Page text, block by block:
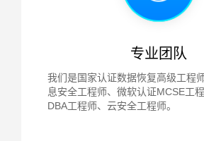
专业团队
我们是国家认证数据恢复高级工程
息安全工程师、微软认证MCSE工
DBA工程师、云安全工程师。